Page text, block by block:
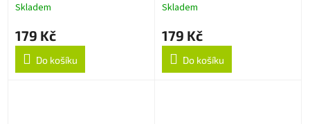
Skladem
179 Kč
Do košíku
Skladem
179 Kč
Do košíku